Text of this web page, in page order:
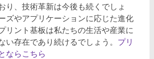
り、技術革新は今後も続くでしょ
ズやアプリケーションに応じた進化
リント基板は私たちの生活や産業に
い存在であり続けるでしょう。 プリ
ならこちら